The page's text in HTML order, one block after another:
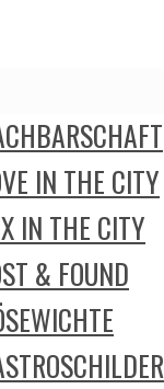
IN THE CITY
IN THE CITY
& FOUND